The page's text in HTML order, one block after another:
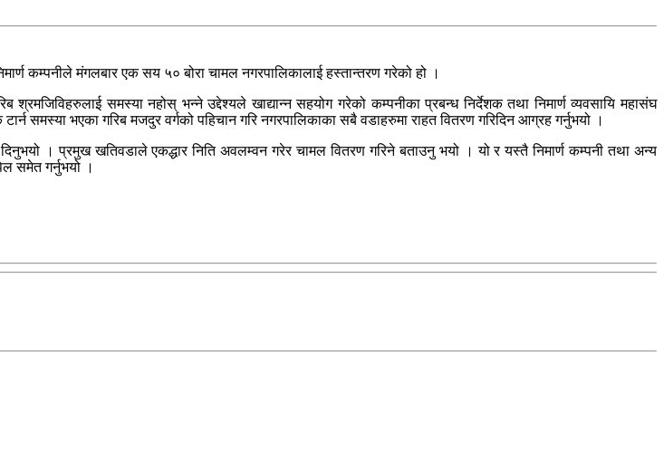
कम्पनीले मंगलबार एक सय ५० बोरा चामल नगरपालिकालाई हस्तान्तरण गरेको हो ।
श्रमजिविहरुलाई समस्या नहोस् भन्ने उद्देश्यले खाद्यान्न सहयोग गरेको कम्पनीका प्रबन्ध निर्देशक तथा निमार्ण व्यवसायि महासंघ
समस्या भएका गरिब मजदुर वर्गको पहिचान गरि नगरपालिकाका सबै वडाहरुमा राहत वितरण गरिदिन आग्रह गर्नुभयो ।
। प्रमुख खतिवडाले एकद्धार निति अवलम्वन गरेर चामल वितरण गरिने बताउनु भयो । यो र यस्तै निमार्ण कम्पनी तथा अन्य
समेत गर्नुभयो ।